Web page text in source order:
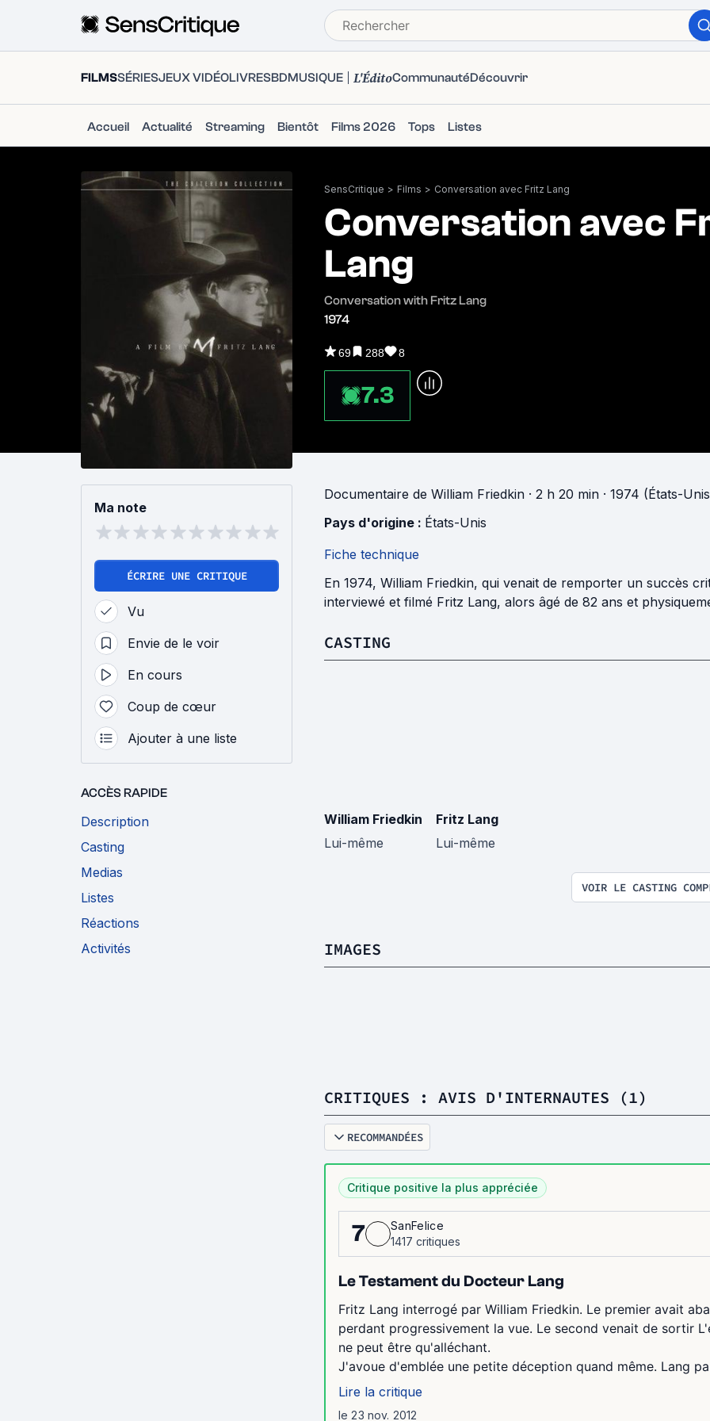
FILMSSÉRIESJEUX VIDÉOLIVRESBDMUSIQUE L'ÉditoCommunautéDécouvrir
Accueil Actualité Streaming Bientôt Films 2026 Tops Listes
SensCritique > Films > Conversation avec Fritz Lang
Conversation avec
Lang
Conversation with Fritz Lang
1974
69 288 8
7.3
Ma note
ÉCRIRE UNE CRITIQUE
Vu
Envie de le voir
En cours
Coup de cœur
Ajouter à une liste
ACCÈS RAPIDE
Description
Casting
Medias
Listes
Réactions
Activités
Documentaire de William Friedkin · 2 h 20 min · 1974 (États-
Pays d'origine : États-Unis
Fiche technique
En 1974, William Friedkin, qui venait de remporter un succès
interviewé et filmé Fritz Lang, alors âgé de 82 ans et
CASTING
William Friedkin
Lui-même
Fritz Lang
Lui-même
VOIR LE CASTING
IMAGES
CRITIQUES : AVIS D'INTERNAUTES (1)
RECOMMANDÉES
Critique positive la plus appréciée
7
SanFelice
1417 critiques
Le Testament du Docteur Lang
Fritz Lang interrogé par William Friedkin. Le premier avait
perdant progressivement la vue. Le second venait de sortir
ne peut être qu'alléchant.
J'avoue d'emblée une petite déception quand même. Lang
Lire la critique
le 23 nov. 2012